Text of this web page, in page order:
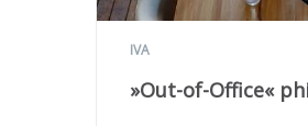
IVA
»Out-of-Office«